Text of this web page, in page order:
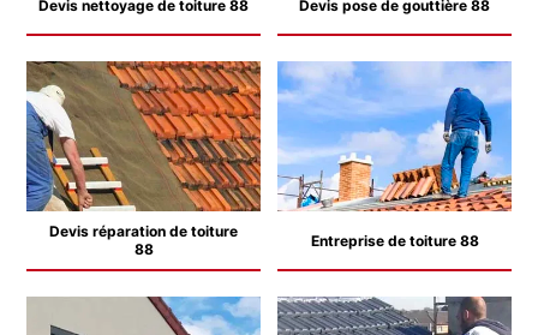
Devis nettoyage de toiture 88 Devis pose de gouttière 88
Devis réparation de toiture
88
Entreprise de toiture 88